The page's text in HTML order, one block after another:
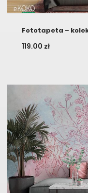
Fototapeta –
119.00 zł